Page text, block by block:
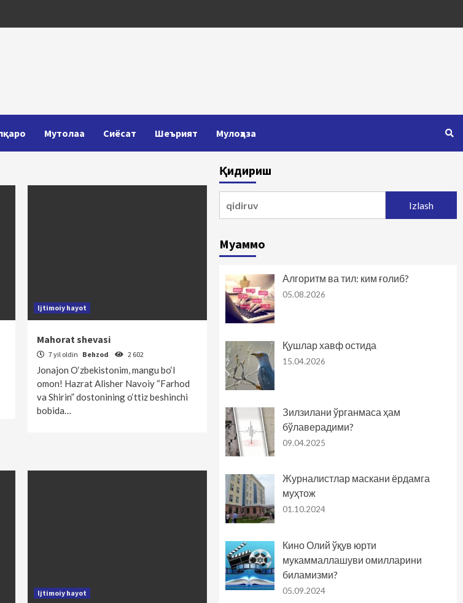
Мутолаа Сиёсат Шеърият Мулоҳаза
Ijtimoiy hayot
Mahorat shevasi
7 yil oldin Behzod 2 602
Jonajon O‘zbekistonim, mangu bo‘l
omon! Hazrat Alisher Navoiy “Farhod
va Shirin” dostonining o‘ttiz beshinchi
bobida…
Ijtimoiy hayot
Қидириш
Муаммо
Алгоритм ва тил: ким ғолиб?
05.08.2026
Қушлар хавф остида
15.04.2026
Зилзилани ўрганмаса ҳам
бўлаверадими?
09.04.2025
Журналистлар маскани ёрдамга
муҳтож
01.10.2024
Кино Олий ўқув юрти
мукаммаллашуви омилларини
биламизми?
05.09.2024